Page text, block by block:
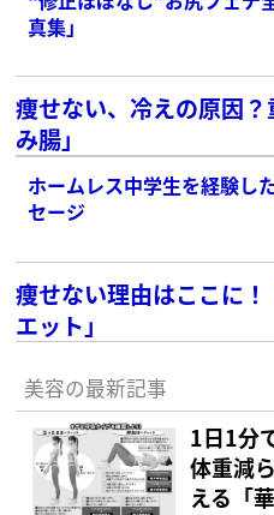
真集」
痩せない、冷えの原因
み腸」
ホームレス中学生を経験し
セージ
痩せない理由はここに
エット」
美容の最新記事
1日1分
体重減
える「